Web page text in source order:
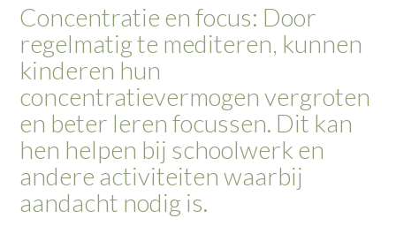
Concentratie en focus: Door
regelmatig te mediteren, kunnen
kinderen hun
concentratievermogen vergroten
en beter leren focussen. Dit kan
hen helpen bij schoolwerk en
andere activiteiten waarbij
aandacht nodig is.